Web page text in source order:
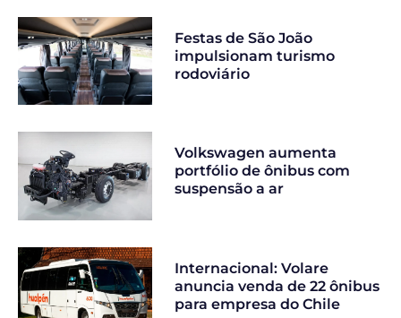
Festas de São João
impulsionam turismo
rodoviário
Volkswagen aumenta
portfólio de ônibus com
suspensão a ar
Internacional: Volare
anuncia venda de 22 ônibus
para empresa do Chile